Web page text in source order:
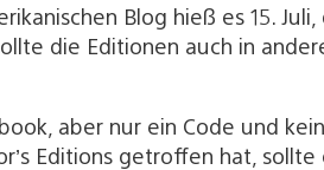
Blog hieß es 15.
die Editionen auch in
aber nur ein Code und
Editions getroffen hat,